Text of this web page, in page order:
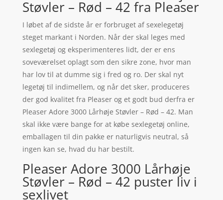
Støvler – Rød – 42 fra Pleaser
I løbet af de sidste år er forbruget af sexelegetøj
steget markant i Norden. Når der skal leges med
sexlegetøj og eksperimenteres lidt, der er ens
soveværelset oplagt som den sikre zone, hvor man
har lov til at dumme sig i fred og ro. Der skal nyt
legetøj til indimellem, og når det sker, produceres
der god kvalitet fra Pleaser og et godt bud derfra er
Pleaser Adore 3000 Lårhøje Støvler – Rød – 42. Man
skal ikke være bange for at købe sexlegetøj online,
emballagen til din pakke er naturligvis neutral, så
ingen kan se, hvad du har bestilt.
Pleaser Adore 3000 Lårhøje
Støvler – Rød – 42 puster liv i
sexlivet